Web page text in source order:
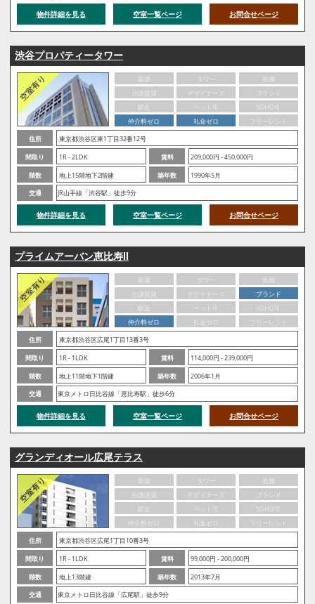
物件詳細を見る 空室一覧ページ お問合せページ
渋谷プロパティータワー
新築 タワー
低層
分譲賃貸
デザイナーズ
ブランド
駅近
ペット可
SOHO可
仲介料ゼロ
礼金ゼロ
フリーレント
住所
東京都渋谷区東1丁目32番12号
間取り
1R - 2LDK 賃料
209,000円 - 450,000円
階数
地上15階地下2階建 築年数
1990年5月
交通
JR山手線「渋谷駅」徒歩9分
物件詳細を見る 空室一覧ページ お問合せページ
プライムアーバン恵比寿Ⅱ
新築 タワー
低層
分譲賃貸
デザイナーズ
ブランド
駅近
ペット可
SOHO可
仲介料ゼロ
礼金ゼロ
フリーレント
住所
東京都渋谷区広尾1丁目13番3号
間取り
1R - 1LDK 賃料
114,000円 - 239,000円
階数
地上11階地下1階建 築年数
2006年1月
交通
東京メトロ日比谷線「恵比寿駅」徒歩6分
物件詳細を見る 空室一覧ページ お問合せページ
グランディオール広尾テラス
新築 タワー
低層
分譲賃貸
デザイナーズ
ブランド
駅近
ペット可
SOHO可
仲介料ゼロ
礼金ゼロ
フリーレント
住所
東京都渋谷区広尾1丁目10番3号
間取り
1R - 1LDK 賃料
99,000円 - 200,000円
階数
地上13階建 築年数
2013年7月
交通
東京メトロ日比谷線「広尾駅」徒歩9分